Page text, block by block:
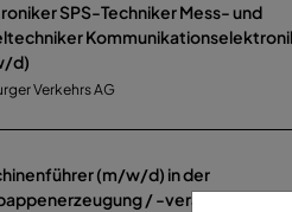
SPS-Techniker Mess- und
d)
Verkehrs AG
(m/w/d) in der
/ -verarbeitung